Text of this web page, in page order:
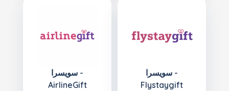
سويسرا -
AirlineGift
سويسرا -
Flystaygift